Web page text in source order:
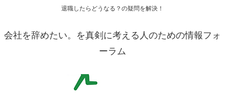
退職したらどうなる？の疑問を解決！
会社を辞めたい。を真剣に考える人のための情報フォ
ーラム